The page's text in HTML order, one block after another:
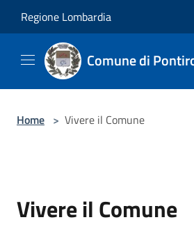
Regione Lombardia
Comune di
Home > Vivere il Comune
Vivere il Comune